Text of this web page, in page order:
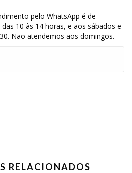
pelo WhatsApp é de
10 às 14 horas, e aos sábados e
Não atendemos aos domingos.
RELACIONADOS